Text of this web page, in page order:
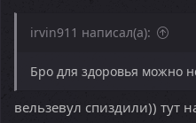
irvin911 написал(а):
Бро для здоровья можно
вельзевул спиздили)) тут